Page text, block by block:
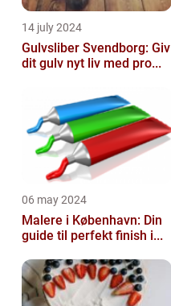
14 july 2024
Gulvsliber Svendborg: Giv
dit gulv nyt liv med pro...
06 may 2024
Malere i København: Din
guide til perfekt finish i...